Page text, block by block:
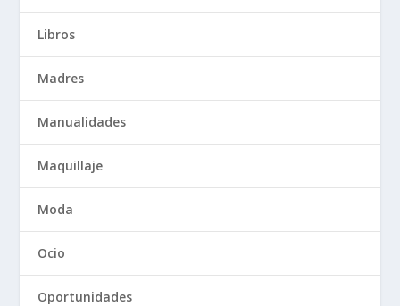
Libros
Madres
Manualidades
Maquillaje
Moda
Ocio
Oportunidades